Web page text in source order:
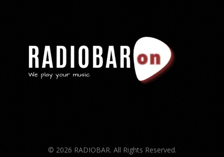
© 2026 RADIOBAR. All Rights Reserved.